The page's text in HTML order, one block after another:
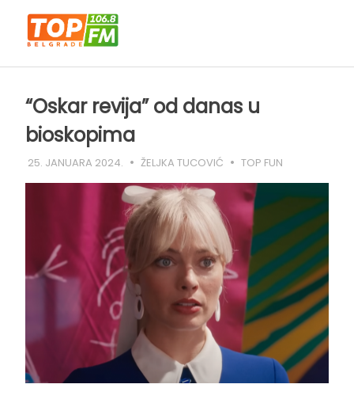
content
“Oskar revija” od danas u
bioskopima
25. JANUARA 2024. ŽELJKA TUCOVIĆ TOP FUN